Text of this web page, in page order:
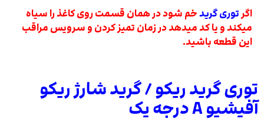
اگرتوری گریدخم شود در همان قسمت روی کاغذ را سیاه
میکند و یا کد میدهد در زمان تمیز کردن و سرویس مراقب
این قطعه باشید.
توری گرید ریکو / گرید شارژ ریکو
آفیشیو A درجه یک